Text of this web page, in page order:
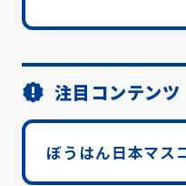
注目コンテンツ
ぼうはん日本マス